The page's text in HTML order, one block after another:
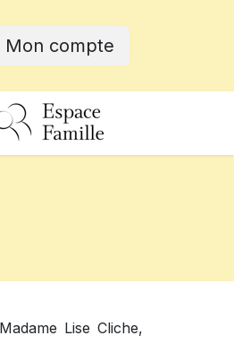
Mon compte
Lise Cliche,